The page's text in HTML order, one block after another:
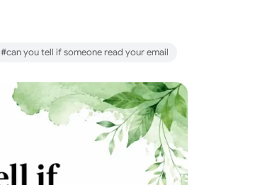
#can you tell if someone read your email